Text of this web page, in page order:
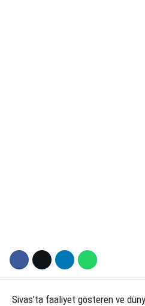
Sivas’ta faaliyet gösteren ve